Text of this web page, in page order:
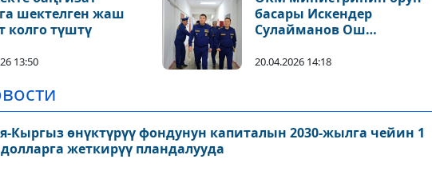
шектелген жаш
колго түштү
13:50
басары Искендер
Сулайманов Ош
менен болду
20.04.2026 14:18
Кыргыз өнүктүрүү фондунун капиталын 2030-жылга чейин 1
жеткирүү пландалууда